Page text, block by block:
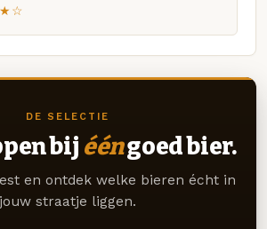
DE SELECTIE
bij ééngoed bier.
en ontdek welke bieren écht in
jouw straatje liggen.